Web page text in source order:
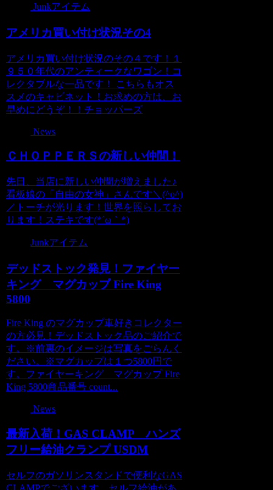
Junkアイテム
アメリカ買い付け状況その4
アメリカ買い付け状況のその４です！１
９５０年代のアンティークなワゴン！コ
レクタブルな一品です！ こちらもオス
スメのキャビネット！お求めの方は、お
早めにどうぞ！！チョッパーズ
News
ＣＨＯＰＰＥＲＳの新しい仲間！
先日、当店に新しい仲間が増えました♪
看板娘の「自由の女神」さんです＼(^o^)
／トーチが光ります！世界を照らしてお
ります！ステキです(*´ω｀*)
Junkアイテム
デッドストック発見！ファイヤー
キング マグカップ Fire King
5800
Fire King のマグカップ車好きコレクター
の方必見！デッドストック品のご紹介で
す。※前裏のイメージは写真をごらんく
ださい。※マグカップは１つ5800円で
す。ファイヤーキング マグカップ Fire
King 5800商品番号 count...
News
最新入荷！GAS CLAMP ハンズ
フリー給油クランプ USDM
セルフのガソリンスタンドで便利なGAS
CLAMPでございます。セルフ給油があ